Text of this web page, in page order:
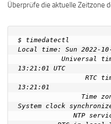
Überprüfe die aktuelle Zeitzone
$ timedatectl
Local time: Sun 2022-
13:21:01 UTC
13:21:01
System clock